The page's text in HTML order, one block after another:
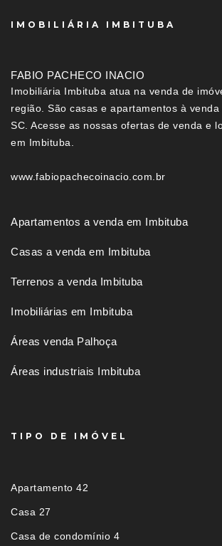
IMOBILIÁRIA IMBITUBA
FABIO PACHECO INACIO
Imobiliária Imbituba atua na venda de
região. São casas e apartamentos à
SC. Acesse as nossas ofertas de venda e
em Imbituba.
www.fabiopachecoinacio.com.br
Apartamentos a venda em Imbituba
Casas a venda em Imbituba
Terrenos a venda Imbituba
Imobiliárias em Imbituba
Áreas venda Palhoça
Áreas industriais Imbituba
TIPO DE IMÓVEL
Apartamento 42
Casa 27
Casa de condomínio 4